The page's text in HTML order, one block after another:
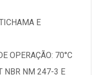
E
OPERAÇÃO: 70°C
NBR NM 247-3 E